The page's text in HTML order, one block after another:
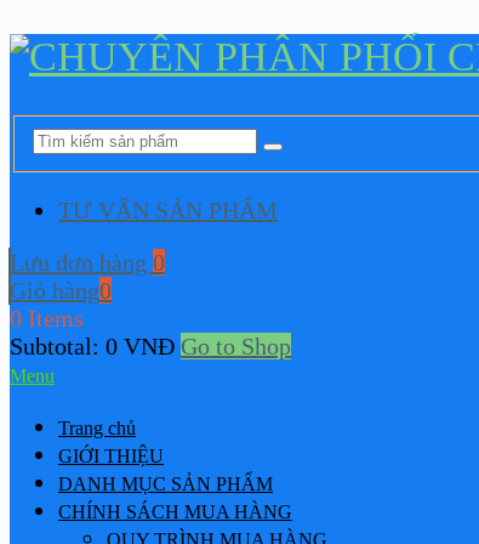
TƯ VẤN SẢN PHẨM
Lưu đơn hàng 0
Giỏ hàng0
0 Items
Subtotal: 0 VNĐ Go to Shop
Menu
Trang chủ
GIỚI THIỆU
DANH MỤC SẢN PHẨM
CHÍNH SÁCH MUA HÀNG
QUY TRÌNH MUA HÀNG